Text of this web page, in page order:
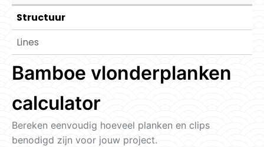
Structuur
Lines
Bamboe vlonderplanken
calculator
Bereken eenvoudig hoeveel planken en clips
benodigd zijn voor jouw project.